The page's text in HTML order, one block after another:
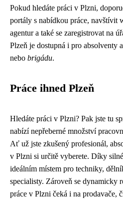
Pokud hledáte práci v Plzni,
portály s nabídkou práce, navštívit
agentur a také se zaregistrovat na
Plzeň je dostupná i pro absolventy
nebo brigádu.
Práce ihned Plzeň
Hledáte práci v Plzni? Pak jste tu
nabízí nepřeberné množství
Ať už jste zkušený profesionál,
v Plzni si určitě vyberete. Díky
ideálním místem pro techniky,
specialisty. Zároveň se dynamicky
práce v Plzni čeká i na prodavače,